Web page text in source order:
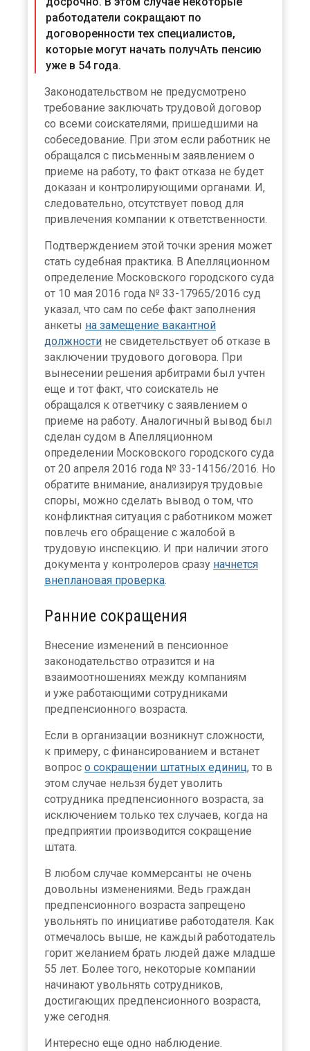
работодатели сокращают по
договоренности тех специалистов,
которые могут начать получАть пенсию
уже в 54 года.
Законодательством не предусмотрено
требование заключать трудовой договор
со всеми соискателями, пришедшими на
собеседование. При этом если работник не
обращался с письменным заявлением о
приеме на работу, то факт отказа не будет
доказан и контролирующими органами. И,
следовательно, отсутствует повод для
привлечения компании к ответственности.
Подтверждением этой точки зрения может
стать судебная практика. В Апелляционном
определение Московского городского суда
от 10 мая 2016 года № 33-17965/2016 суд
указал, что сам по себе факт заполнения
анкеты на замещение вакантной
должности не свидетельствует об отказе в
заключении трудового договора. При
вынесении решения арбитрами был учтен
еще и тот факт, что соискатель не
обращался к ответчику с заявлением о
приеме на работу. Аналогичный вывод был
сделан судом в Апелляционном
определении Московского городского суда
от 20 апреля 2016 года № 33-14156/2016. Но
обратите внимание, анализируя трудовые
споры, можно сделать вывод о том, что
конфликтная ситуация с работником может
повлечь его обращение с жалобой в
трудовую инспекцию. И при наличии этого
документа у контролеров сразу начнется
внеплановая проверка
Ранние сокращения
Внесение изменений в пенсионное
законодательство отразится и на
взаимоотношениях между компаниям
и уже работающими сотрудниками
предпенсионного возраста.
Если в организации возникнут сложности,
к примеру, с финансированием и встанет
вопрос о сокращении штатных единиц, то в
этом случае нельзя будет уволить
сотрудника предпенсионного возраста, за
исключением только тех случаев, когда на
предприятии производится сокращение
штата.
В любом случае коммерсанты не очень
довольны изменениями. Ведь граждан
предпенсионного возраста запрещено
увольнять по инициативе работодателя. Как
отмечалось выше, не каждый работодатель
горит желанием брать людей даже младше
55 лет. Более того, некоторые компании
начинают увольнять сотрудников,
достигающих предпенсионного возраста,
уже сегодня.
Интересно еще одно наблюдение.